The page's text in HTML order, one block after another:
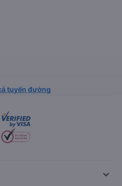
tuyến đường
keyboard_arrow_down